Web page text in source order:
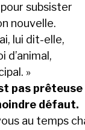
subsister
nouvelle.
lui dit-elle,
d’animal,
»
pas prêteuse
défaut.
au temps